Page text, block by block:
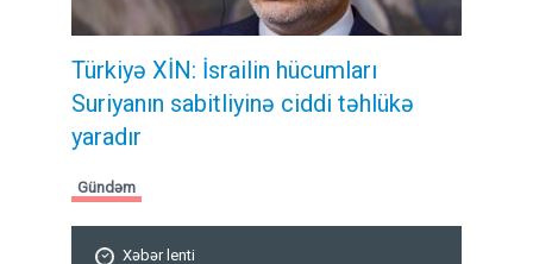
Türkiyə XİN: İsrailin hücumları
Suriyanın sabitliyinə ciddi təhlükə
yaradır
Gündəm
Xəbər lenti